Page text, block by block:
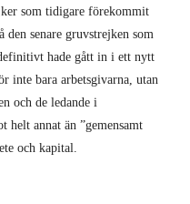
som tidigare förekommit
senare gruvstrejken som
hade gått in i ett nytt
inte bara arbetsgivarna, utan
och de ledande i
helt annat än ”gemensamt
och kapital.